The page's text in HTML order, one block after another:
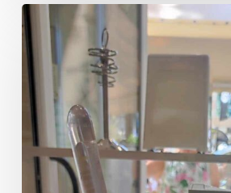
Gelateria
Isola
Verde,
un
gusto
in
onore
della
Nove